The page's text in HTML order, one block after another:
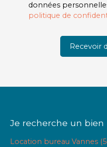
données
politique de
Recevoir
Je recherche un bien
Location bureau Vannes